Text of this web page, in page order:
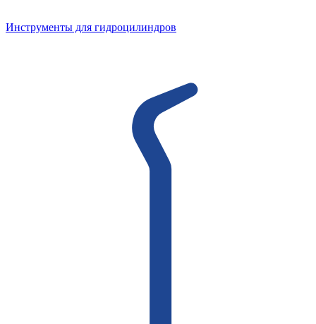
Инструменты для гидроцилиндров